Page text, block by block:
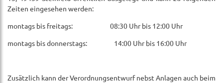
Zeiten eingesehen werden:
montags bis freitags: 08:30 Uhr bis 12:00 Uhr
montags bis donnerstags: 14:00 Uhr bis 16:00 Uhr
Zusätzlich kann der Verordnungsentwurf nebst Anlagen auch beim